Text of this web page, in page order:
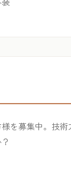
を募集中。技術